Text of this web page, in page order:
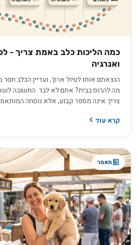
כמה הליכות כלב באמת צריך -
ואנרגיה
הוצאתם אותו לטיול ארוך, ועדיין הכלב
מה להרוס בבית? אתם לא לבד. התשובה
צריך אינה מספר קבוע, אלא נוסחה
הפיזית. אז איך מחשבים את נוסחת הטיולים
קרא עוד
מאמר